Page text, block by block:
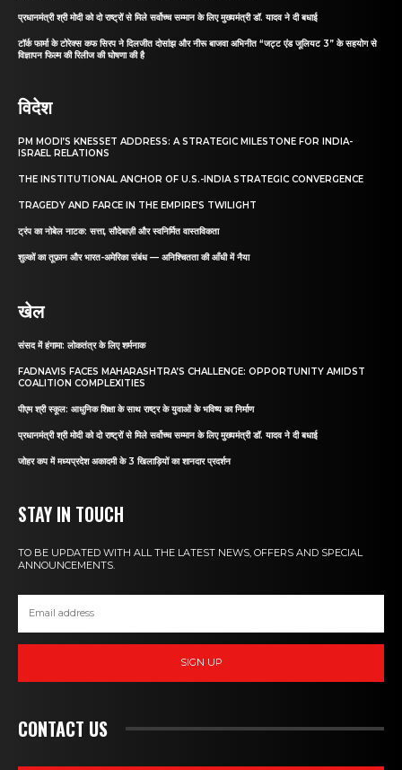
प्रधानमंत्री श्री मोदी को दो राष्ट्रों से मिले सर्वोच्च सम्मान के लिए मुख्यमंत्री डॉ. यादव ने दी बधाई
टॉर्क फार्मा के टोरेक्स कफ सिरप ने दिलजीत दोसांझ और नीरू बाजवा अभिनीत “जट्ट एंड जूलियट 3” के सहयोग से
विज्ञापन फिल्म की रिलीज की घोषणा की है
विदेश
PM MODI’S KNESSET ADDRESS: A STRATEGIC MILESTONE FOR INDIA-
ISRAEL RELATIONS
THE INSTITUTIONAL ANCHOR OF U.S.-INDIA STRATEGIC CONVERGENCE
TRAGEDY AND FARCE IN THE EMPIRE’S TWILIGHT
ट्रंप का नोबेल नाटक: सत्ता, सौदेबाज़ी और स्वनिर्मित वास्तविकता
शुल्कों का तूफ़ान और भारत-अमेरिका संबंध — अनिश्चितता की आँधी में नैया
खेल
संसद में हंगामा: लोकतंत्र के लिए शर्मनाक
FADNAVIS FACES MAHARASHTRA’S CHALLENGE: OPPORTUNITY AMIDST
COALITION COMPLEXITIES
पीएम श्री स्कूल: आधुनिक शिक्षा के साथ राष्ट्र के युवाओं के भविष्य का निर्माण
प्रधानमंत्री श्री मोदी को दो राष्ट्रों से मिले सर्वोच्च सम्मान के लिए मुख्यमंत्री डॉ. यादव ने दी बधाई
जोहर कप में मध्यप्रदेश अकादमी के 3 खिलाड़ियों का शानदार प्रदर्शन
STAY IN TOUCH
TO BE UPDATED WITH ALL THE LATEST NEWS, OFFERS AND SPECIAL
ANNOUNCEMENTS.
SIGN UP
CONTACT US